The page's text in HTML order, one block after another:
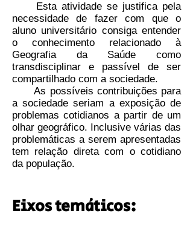
Esta atividade se justifica pela
necessidade de fazer com que o
aluno universitário consiga entender
o conhecimento relacionado à
Geografia da Saúde como
transdisciplinar e passível de ser
compartilhado com a sociedade.
As possíveis contribuições para
a sociedade seriam a exposição de
problemas cotidianos a partir de um
olhar geográfico. Inclusive várias das
problemáticas a serem apresentadas
tem relação direta com o cotidiano
da população.
Eixos temáticos: